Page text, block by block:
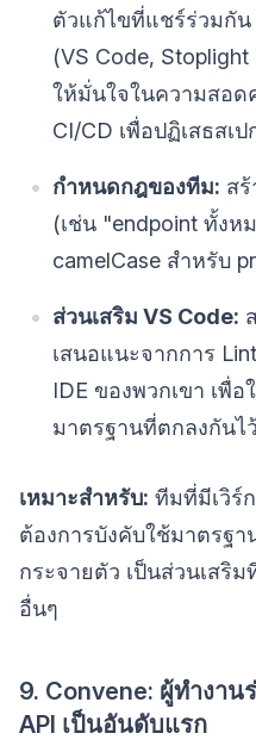
ตัวแก้ไขที่แชร์ร่วมกั
(VS Code,
ให้มั่นใจในความสอด
CI/CD เพื่อปฏิเสธสเ
กำหนดกฎของทีม: ส
(เช่น "endpoint ทั้งห
camelCase สำหรับ
ส่วนเสริม VS Code:
เสนอแนะจากการ
IDE ของพวกเขา เพื่
มาตรฐานที่ตกลงกัน
เหมาะสำหรับ: ทีมที่มีเวิร์
ต้องการบังคับใช้มาตรฐ
กระจายตัว เป็นส่วนเสริ
อื่นๆ
9. Convene: ผู้ทำงาน
API เป็นอันดับแรก